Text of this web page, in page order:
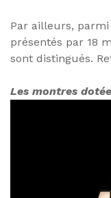
Par ailleurs,
présentés par 18
sont distingués.
Les montres